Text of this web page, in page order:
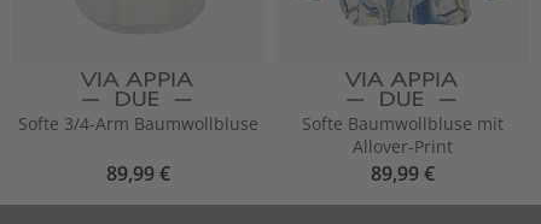
Softe 3/4-Arm Baumwollbluse
89,99 €
Softe Baumwollbluse mit
Allover-Print
89,99 €